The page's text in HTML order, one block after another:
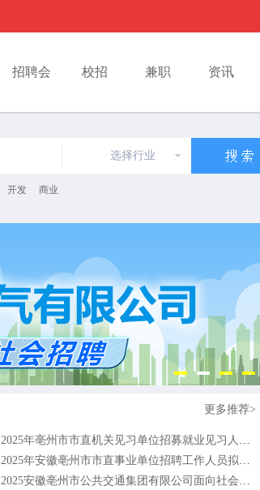
招聘会 校招 兼职 资讯
选择行业
开发 商业
1 2 3 4
更多推荐>
2025年亳州市市直机关见习单位招募就业见习人员55
2025年安徽亳州市市直事业单位招聘工作人员拟聘用人
2025安徽亳州市公共交通集团有限公司面向社会招聘招